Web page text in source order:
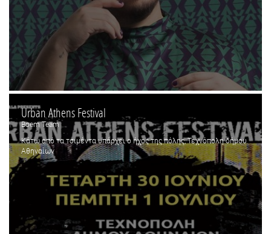
Urban Athens Festival
Boem Team
Κάτω από τα τσιμέντα υπάρχει ο ήχος της πόλης, Τεχνόπολη δήμου
Αθηναίων